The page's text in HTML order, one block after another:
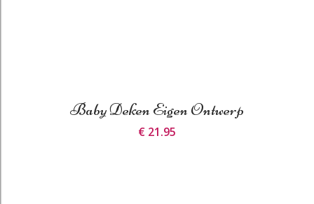
Baby Deken Eigen Ontwerp
€ 21.95